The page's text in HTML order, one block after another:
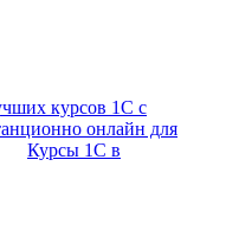
курсов 1С с
онлайн для
Курсы 1С в